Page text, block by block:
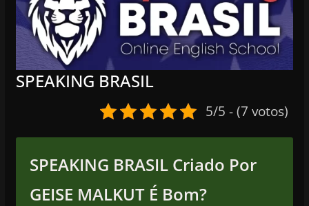
SPEAKING BRASIL
5/5 - (7 votos)
SPEAKING BRASIL Criado Por
GEISE MALKUT É Bom?